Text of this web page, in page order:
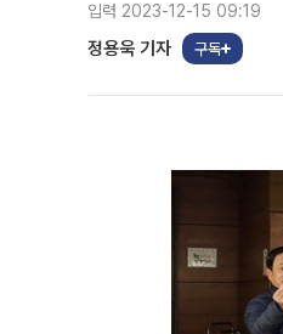
입력 2023-12-15 09:19
정용욱 기자 구독